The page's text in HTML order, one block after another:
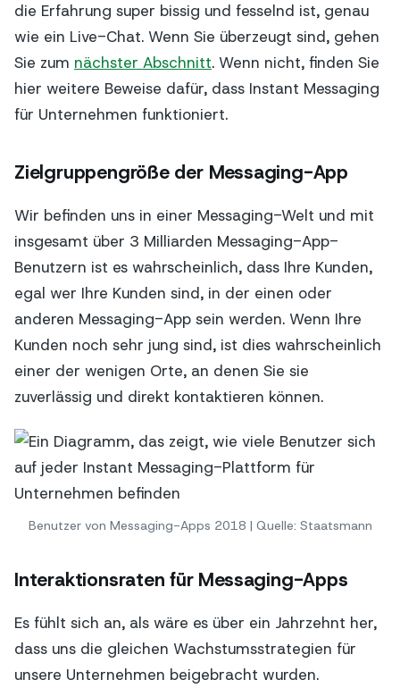
die Erfahrung super bissig und fesselnd ist, genau
wie ein Live-Chat. Wenn Sie überzeugt sind, gehen
Sie zum nächster Abschnitt. Wenn nicht, finden Sie
hier weitere Beweise dafür, dass Instant Messaging
für Unternehmen funktioniert.
Zielgruppengröße der Messaging-App
Wir befinden uns in einer Messaging-Welt und mit
insgesamt über 3 Milliarden Messaging-App-
Benutzern ist es wahrscheinlich, dass Ihre Kunden,
egal wer Ihre Kunden sind, in der einen oder
anderen Messaging-App sein werden. Wenn Ihre
Kunden noch sehr jung sind, ist dies wahrscheinlich
einer der wenigen Orte, an denen Sie sie
zuverlässig und direkt kontaktieren können.
Benutzer von Messaging-Apps 2018 | Quelle: Staatsmann
Interaktionsraten für Messaging-Apps
Es fühlt sich an, als wäre es über ein Jahrzehnt her,
dass uns die gleichen Wachstumsstrategien für
unsere Unternehmen beigebracht wurden.